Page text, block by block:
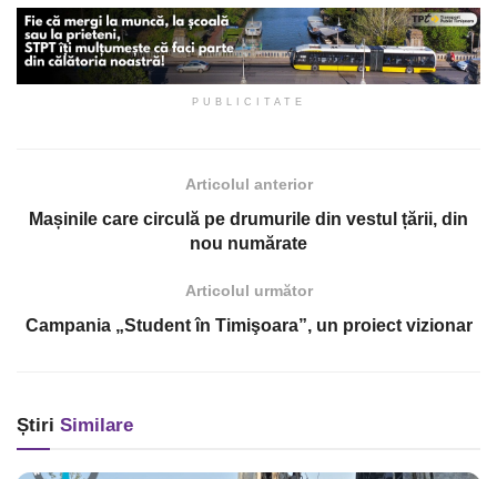
PUBLICITATE
Articolul anterior
Mașinile care circulă pe drumurile din vestul țării, din
nou numărate
Articolul următor
Campania „Student în Timişoara”, un proiect vizionar
Știri Similare